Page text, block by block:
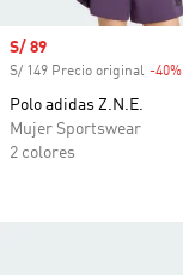
Precio de venta
S/ 89
S/ 149 Precio original -40%
Polo adidas Z.N.E.
Mujer Sportswear
2 colores